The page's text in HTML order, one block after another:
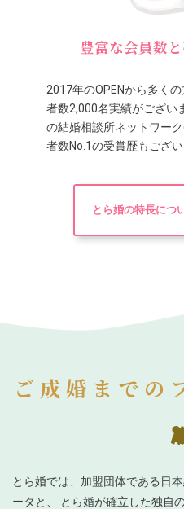
豊富な会員数
2017年のOPENから多く
者数2,000名実績がござい
の結婚相談所ネットワー
者数No.1の受賞歴もござい
とら婚の特長につ
ご成婚までの
とら婚では、加盟団体である日
ータと、 とら婚が確立した独自